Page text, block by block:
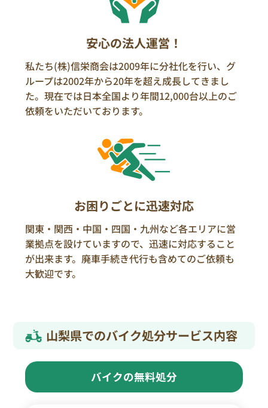
安心の法人運営！
私たち(株)信栄商会は2009年に分社化を行い、グ
ループは2002年から20年を超え成長してきまし
た。現在では日本全国より年間12,000台以上のご
依頼をいただいております。
お困りごとに迅速対応
関東・関西・中国・四国・九州など各エリアに営
業拠点を設けていますので、迅速に対応すること
が出来ます。廃車手続き代行も含めてのご依頼も
大歓迎です。
山梨県でのバイク処分サービス内容
バイクの無料処分